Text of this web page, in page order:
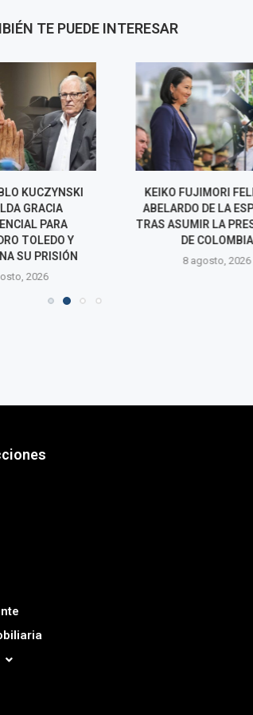
TE PUEDE INTERESAR
KEIKO FUJIMORI FELICITA A
ABELARDO DE LA ESPRIELLA
ASUMIR LA PRESIDENCIA
DE COLOMBIA
8 agosto, 2026
NORMA
POSIBLE
REELECCIÓN
RAFAEL
7